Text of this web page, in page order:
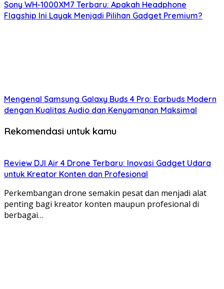
Sony WH-1000XM7 Terbaru: Apakah Headphone
Flagship Ini Layak Menjadi Pilihan Gadget Premium?
Mengenal Samsung Galaxy Buds 4 Pro: Earbuds Modern
dengan Kualitas Audio dan Kenyamanan Maksimal
Rekomendasi untuk kamu
Review DJI Air 4 Drone Terbaru: Inovasi Gadget Udara
untuk Kreator Konten dan Profesional
Perkembangan drone semakin pesat dan menjadi alat
penting bagi kreator konten maupun profesional di
berbagai…